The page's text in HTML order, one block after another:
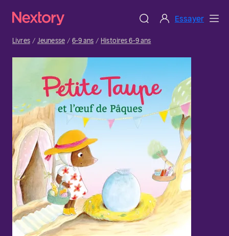
Essayer
Livres Jeunesse 6-9 ans Histoires 6-9 ans